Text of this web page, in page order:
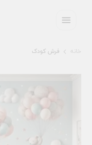
خانه فرش کودک